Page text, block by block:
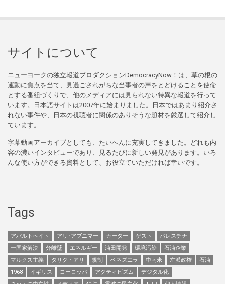
サイトについて
ニューヨークの独立報道プロダクションDemocracyNow！は、草の根の
運動に焦点を当て、見過ごされがちな当事者の声をとどけることを使命
とする番組づくりで、他のメディアには見られない特異な報道を行って
います。日本語サイトは2007年に始まりました。日本ではあまり紹介さ
れない事件や、日本の視聴者に関係のありそうな題材を厳選して紹介し
ています。
字幕動画アーカイブとしても、たいへんに充実してきました。どれも内
容の濃いインタビューであり、見るたびに新しい発見があります。いろ
んな使い方ができる資料として、お役立ていただければ幸いです。
Tags
アパルトヘイト アリ･アブニマー カーター ゲスト
パレスチナ
一国家解決
分離壁 エネルギー 油田開発 環境汚染
石油企業
マルクス主義
タリク・アリ 規制 ベネズエラ 中南米 左派政権
石油
1968
イギリス ヨーロッパ アクティビズム
デジタル化